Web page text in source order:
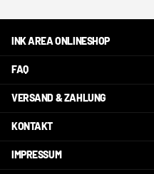
INK AREA ONLINESHOP
FAQ
VERSAND & ZAHLUNG
KONTAKT
IMPRESSUM